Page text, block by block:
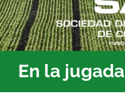
Eventos
En la jugada